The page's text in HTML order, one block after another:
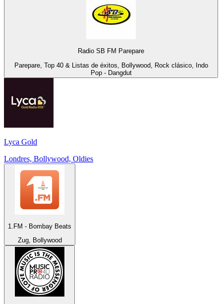
Radio SB FM Parepare
Parepare, Top 40 & Listas de éxitos, Bollywood, Rock clásico, Indo
Pop - Dangdut
Lyca Gold
Londres, Bollywood, Oldies
1.FM - Bombay Beats
Zug, Bollywood